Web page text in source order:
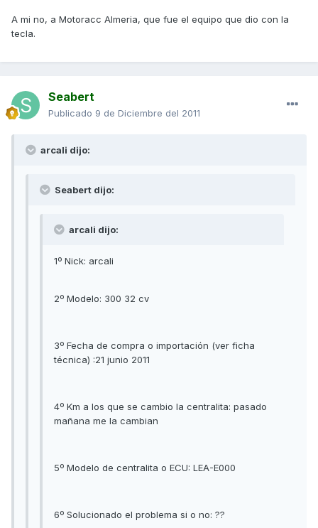
A mi no, a Motoracc Almeria, que fue el equipo que dio con la
tecla.
Seabert
Publicado 9 de Diciembre del 2011
arcali dijo:
Seabert dijo:
arcali dijo:
1º Nick: arcali
2º Modelo: 300 32 cv
3º Fecha de compra o importación (ver ficha
técnica) :21 junio 2011
4º Km a los que se cambio la centralita: pasado
mañana me la cambian
5º Modelo de centralita o ECU: LEA-E000
6º Solucionado el problema si o no: ??